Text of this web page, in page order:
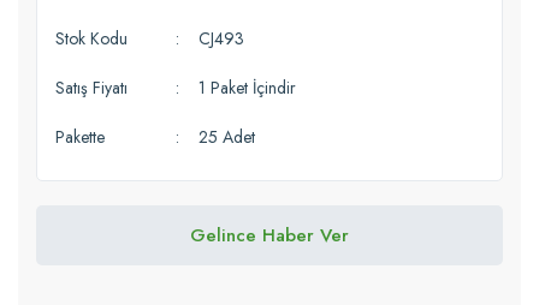
Stok Kodu CJ493
Satış Fiyatı 1 Paket İçindir
Pakette 25 Adet
Gelince Haber Ver